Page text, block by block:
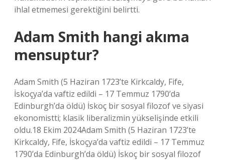
ihlal etmemesi gerektiğini belirtti.
Adam Smith hangi akıma
mensuptur?
Adam Smith (5 Haziran 1723’te Kirkcaldy, Fife,
İskoçya’da vaftiz edildi – 17 Temmuz 1790’da
Edinburgh’da öldü) İskoç bir sosyal filozof ve siyasi
ekonomistti; klasik liberalizmin yükselişinde etkili
oldu.18 Ekim 2024Adam Smith (5 Haziran 1723’te
Kirkcaldy, Fife, İskoçya’da vaftiz edildi – 17 Temmuz
1790’da Edinburgh’da öldü) İskoç bir sosyal filozof